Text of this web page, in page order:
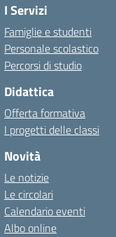
I Servizi
Famiglie e studenti
Personale scolastico
Percorsi di studio
Didattica
Offerta formativa
I progetti delle classi
Novità
Le notizie
Le circolari
Calendario eventi
Albo online